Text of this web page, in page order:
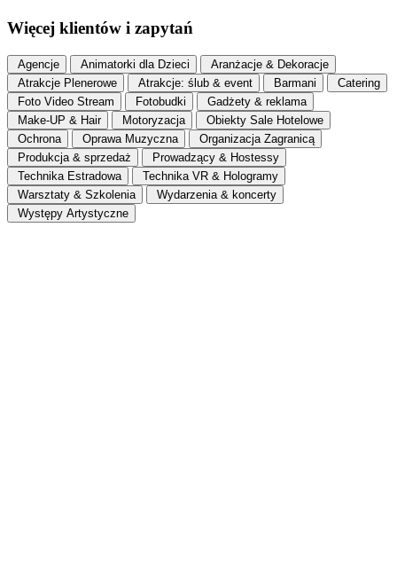
Więcej klientów i zapytań
Agencje Animatorki dla Dzieci
Aranżacje & Dekoracje
Atrakcje Plenerowe
Atrakcje: ślub & event Barmani
Catering
Foto Video Stream
Fotobudki
Gadżety & reklama
Make-UP & Hair
Motoryzacja
Obiekty Sale Hotelowe
Ochrona
Oprawa Muzyczna
Organizacja Zagranicą
Produkcja & sprzedaż
Prowadzący & Hostessy
Technika Estradowa
Technika VR & Hologramy
Warsztaty & Szkolenia
Wydarzenia & koncerty
Występy Artystyczne